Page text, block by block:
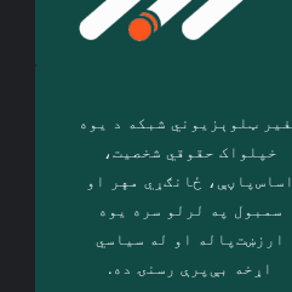
سفیر ټلوېزیوني شبکه د‎ یوه
خپلواک حقوقي شخصیت،
اساس‌پاڼې، ځانګړي مهر او
سمبول په لرلو سره ‎یوه
ارزښت‌پاله او ‎له سیاسي
اړخه بې‌پرې رسنۍ ده.